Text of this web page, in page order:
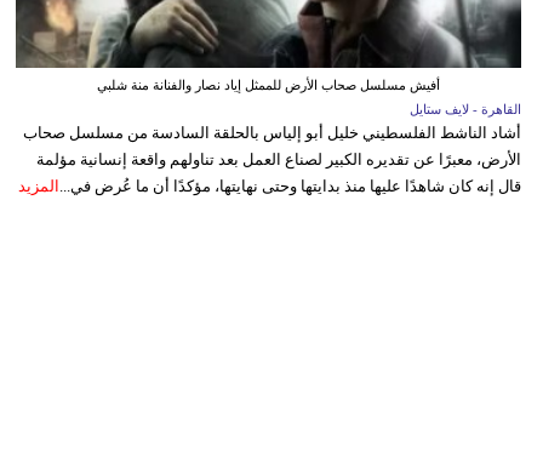
أفيش مسلسل صحاب الأرض للممثل إياد نصار والفنانة منة شلبي
القاهرة - لايف ستايل
أشاد الناشط الفلسطيني خليل أبو إلياس بالحلقة السادسة من مسلسل صحاب
الأرض، معبرًا عن تقديره الكبير لصناع العمل بعد تناولهم واقعة إنسانية مؤلمة
قال إنه كان شاهدًا عليها منذ بدايتها وحتى نهايتها، مؤكدًا أن ما عُرض في... المزيد